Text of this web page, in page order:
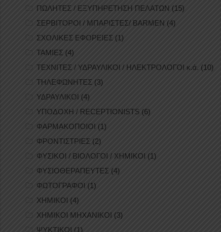
ΠΩΛΗΤΕΣ / ΕΞΥΠΗΡΕΤΗΣΗ ΠΕΛΑΤΩΝ (15)
ΣΕΡΒΙΤΟΡΟΙ / ΜΠΑΡΙΣΤΕΣ/ BARMEN (4)
ΣΧΟΛΙΚΕΣ ΕΦΟΡΕΙΕΣ (1)
ΤΑΜΙΕΣ (4)
ΤΕΧΝΙΤΕΣ / ΥΔΡΑΥΛΙΚΟΙ / ΗΛΕΚΤΡΟΛΟΓΟΙ κ.ά. (10)
ΤΗΛΕΦΩΝΗΤΕΣ (3)
ΥΔΡΑΥΛΙΚΟΙ (4)
ΥΠΟΔΟΧΗ / RECEPTIONISTS (6)
ΦΑΡΜΑΚΟΠΟΙΟΙ (1)
ΦΡΟΝΤΙΣΤΡΙΕΣ (2)
ΦΥΣΙΚΟΙ / ΒΙΟΛΟΓΟΙ / ΧΗΜΙΚΟΙ (1)
ΦΥΣΙΟΘΕΡΑΠΕΥΤΕΣ (4)
ΦΩΤΟΓΡΑΦΟΙ (1)
ΧΗΜΙΚΟΙ (4)
ΧΗΜΙΚΟΙ ΜΗΧΑΝΙΚΟΙ (3)
ΨΥΚΤΙΚΟΙ (1)